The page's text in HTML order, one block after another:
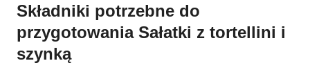
Składniki potrzebne do
przygotowania Sałatki z tortellini i
szynką